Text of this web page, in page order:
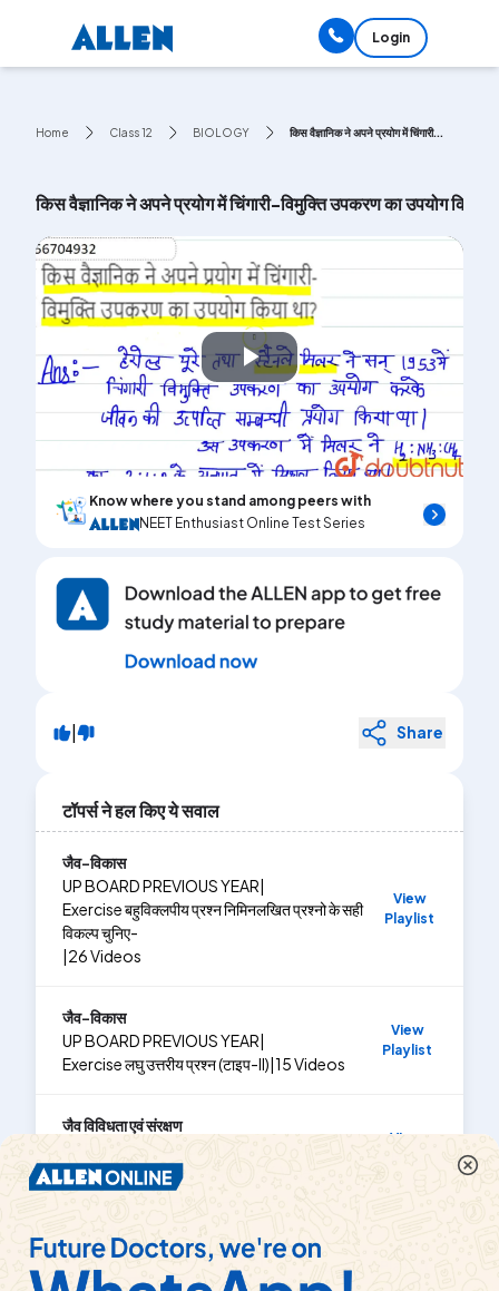
Login
Home Class 12 BIOLOGY किस वैज्ञानिक ने अपने प्रयोग में चिंगारी...
किस वैज्ञानिक ने अपने प्रयोग में चिंगारी-विमुक्ति उपकरण का उपयोग किया
Play
Video
Know where you stand among peers with
NEET Enthusiast Online Test Series
| Share
टॉपर्स ने हल किए ये सवाल
जैव-विकास
UP BOARD PREVIOUS YEAR|
Exerciseबहुविक्लपीय प्रश्न निमिनलखित प्रश्नो के सही
विकल्प चुनिए-
|26Videos
View
Playlist
जैव-विकास
UP BOARD PREVIOUS YEAR|
Exerciseलघु उत्तरीय प्रश्न (टाइप-II)|15Videos
View
Playlist
जैव विविधता एवं संरक्षण
UP BOARD PREVIOUS YEAR
Exerciseविस्तृत उत्तरीय प्रश्नोत्तर?
View
UP BOARD PREVIOUS YEAR |
Exercise
बहुविकल्पीय प्रश्न |11 Videos
View
Playlist